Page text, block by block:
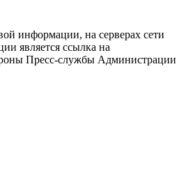
информации, на серверах сети
является ссылка на
Пресс-службы Администрации